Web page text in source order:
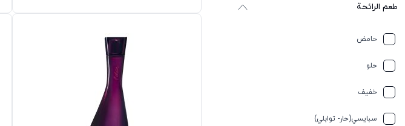
بودري
تبغ
ترابي
تيربيني
جلد
طعم الرائحة
حامض
حلو
خفیف
سبایسي(حار- توابلي)